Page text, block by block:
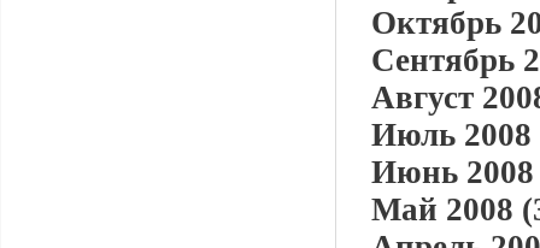
Октябрь
Сентябрь
Август
Июль 2008
Июнь 2008
Май 2008